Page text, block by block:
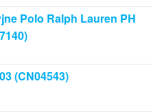
Polo Ralph Lauren PH
(CN04543)